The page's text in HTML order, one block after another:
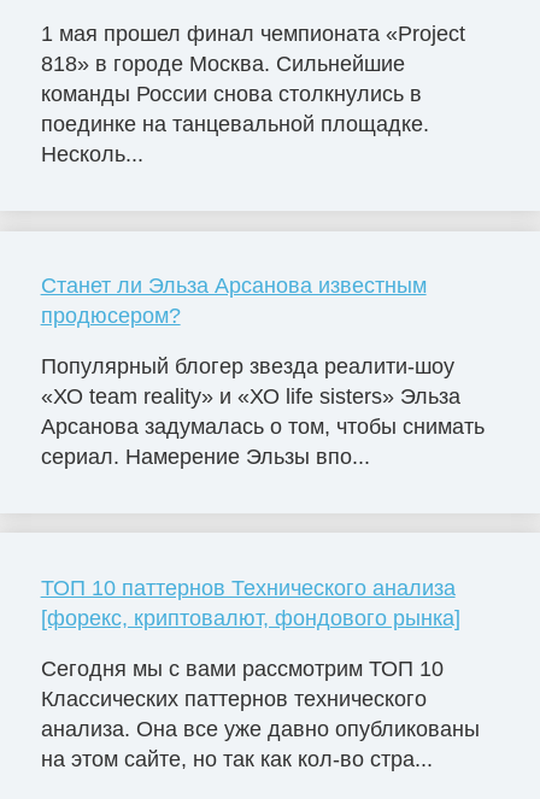
1 мая прошел финал чемпионата «Project
818» в городе Москва. Сильнейшие
команды России снова столкнулись в
поединке на танцевальной площадке.
Несколь...
Станет ли Эльза Арсанова известным
продюсером?
Популярный блогер звезда реалити-шоу
«ХО team reality» и «ХО life sisters» Эльза
Арсанова задумалась о том, чтобы снимать
сериал. Намерение Эльзы впо...
ТОП 10 паттернов Технического анализа
[форекс, криптовалют, фондового рынка]
Сегодня мы с вами рассмотрим ТОП 10
Классических паттернов технического
анализа. Она все уже давно опубликованы
на этом сайте, но так как кол-во стра...